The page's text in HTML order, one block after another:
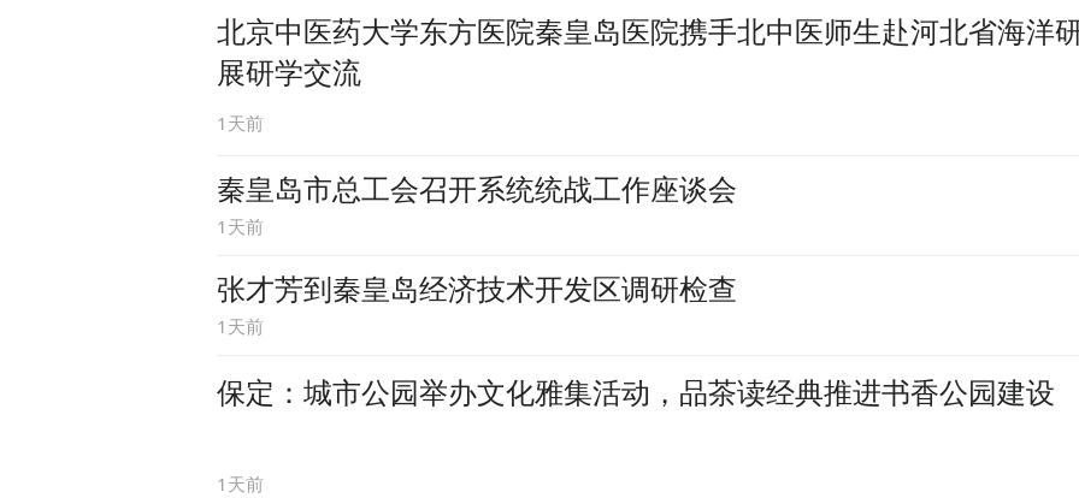
北京中医药大学东方医院秦皇岛医院携手北中医师生赴河北省海洋
展研学交流
1天前
秦皇岛市总工会召开系统统战工作座谈会
1天前
张才芳到秦皇岛经济技术开发区调研检查
1天前
保定：城市公园举办文化雅集活动，品茶读经典推进书香公园建设
1天前